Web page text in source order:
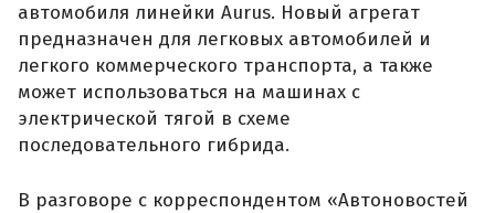
автомобиля линейки Aurus. Новый агрегат
предназначен для легковых автомобилей и
легкого коммерческого транспорта, а также
может использоваться на машинах с
электрической тягой в схеме
последовательного гибрида.
В разговоре с корреспондентом «Автоновостей